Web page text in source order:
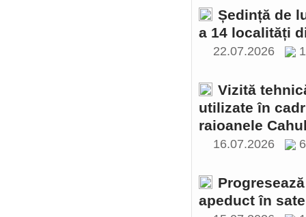
Ședință de
a 14 localități
22.07.2026
Vizită
utilizate în
raioanele
16.07.2026
apeduct în